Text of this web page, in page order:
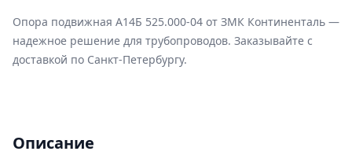
Опора подвижная А14Б 525.000-04 от ЗМК Континенталь —
надежное решение для трубопроводов. Заказывайте с
доставкой по Санкт-Петербургу.
Описание